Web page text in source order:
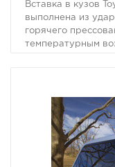
Вставка в кузов
выполнена из
горячего
температурным